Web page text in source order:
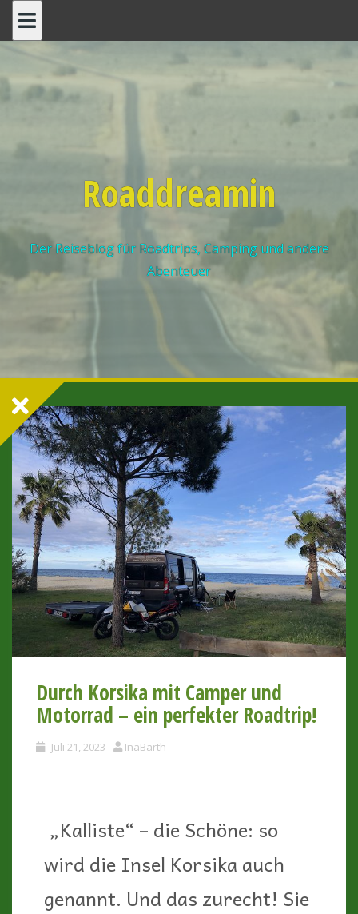
Roaddreamin
Der Reiseblog für Roadtrips, Camping und andere
Abenteuer
Durch Korsika mit Camper und
Motorrad – ein perfekter Roadtrip!
Juli 21, 2023 InaBarth
„Kalliste“ – die Schöne: so
wird die Insel Korsika auch
genannt. Und das zurecht! Sie